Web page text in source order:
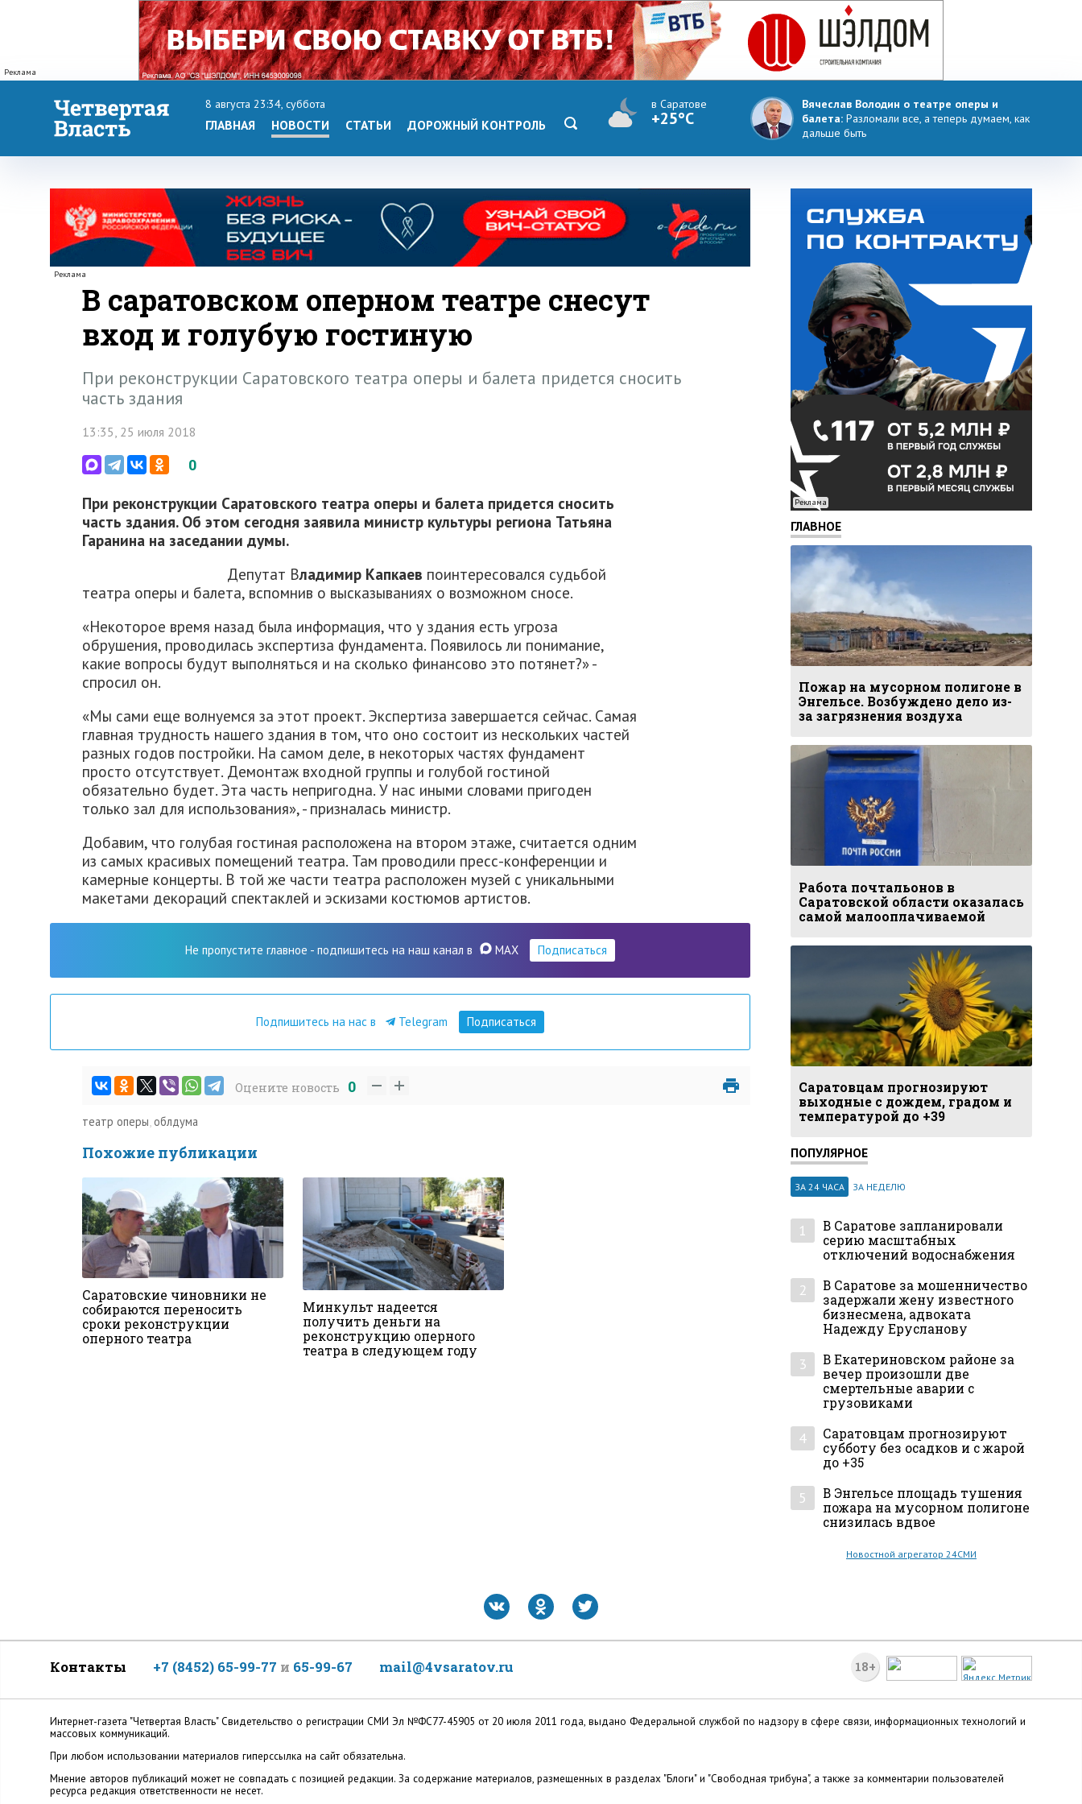
Реклама
8 августа 23:34, суббота
ГЛАВНАЯ НОВОСТИ СТАТЬИ ДОРОЖНЫЙ КОНТРОЛЬ
в Саратове
+25°C
Вячеслав Володин о театре оперы и
балета: Разломали все, а теперь думаем, как
дальше быть
Реклама
В саратовском оперном театре снесут
вход и голубую гостиную
При реконструкции Саратовского театра оперы и балета придется сносить
часть здания
13:35, 25 июля 2018
0
При реконструкции Саратовского театра оперы и балета придется сносить
часть здания. Об этом сегодня заявила министр культуры региона Татьяна
Гаранина на заседании думы.
Депутат Владимир Капкаев поинтересовался судьбой
театра оперы и балета, вспомнив о высказываниях о возможном сносе.
«Некоторое время назад была информация, что у здания есть угроза
обрушения, проводилась экспертиза фундамента. Появилось ли понимание,
какие вопросы будут выполняться и на сколько финансово это потянет?» -
спросил он.
«Мы сами еще волнуемся за этот проект. Экспертиза завершается сейчас. Самая
главная трудность нашего здания в том, что оно состоит из нескольких частей
разных годов постройки. На самом деле, в некоторых частях фундамент
просто отсутствует. Демонтаж входной группы и голубой гостиной
обязательно будет. Эта часть непригодна. У нас иными словами пригоден
только зал для использования», - призналась министр.
Добавим, что голубая гостиная расположена на втором этаже, считается одним
из самых красивых помещений театра. Там проводили пресс-конференции и
камерные концерты. В той же части театра расположен музей с уникальными
макетами декораций спектаклей и эскизами костюмов артистов.
Не пропустите главное - подпишитесь на наш канал в MAX Подписаться
Подпишитесь на нас в Telegram Подписаться
Оцените новость 0
театр оперы облдума
Похожие публикации
Саратовские чиновники не
собираются переносить
сроки реконструкции
оперного театра
Минкульт надеется
получить деньги на
реконструкцию оперного
театра в следующем году
Реклама
ГЛАВНОЕ
Пожар на мусорном полигоне в
Энгельсе. Возбуждено дело из-
за загрязнения воздуха
Работа почтальонов в
Саратовской области оказалась
самой малооплачиваемой
Саратовцам прогнозируют
выходные с дождем, градом и
температурой до +39
ПОПУЛЯРНОЕ
ЗА 24 ЧАСА ЗА НЕДЕЛЮ
1
В Саратове запланировали
серию масштабных
отключений водоснабжения
2
В Саратове за мошенничество
задержали жену известного
бизнесмена, адвоката
Надежду Ерусланову
3
В Екатериновском районе за
вечер произошли две
смертельные аварии с
грузовиками
4
Саратовцам прогнозируют
субботу без осадков и с жарой
до +35
5
В Энгельсе площадь тушения
пожара на мусорном полигоне
снизилась вдвое
Новостной агрегатор 24СМИ
18+
Контакты +7 (8452) 65-99-77 и 65-99-67 mail@4vsaratov.ru
Интернет-газета "Четвертая Власть" Cвидетельство о регистрации СМИ Эл №ФС77-45905 от 20 июля 2011 года, выдано Федеральной службой по надзору в сфере связи, информационных технологий и
массовых коммуникаций.
При любом использовании материалов гиперссылка на сайт обязательна.
Мнение авторов публикаций может не совпадать с позицией редакции. За содержание материалов, размещенных в разделах "Блоги" и "Свободная трибуна", а также за комментарии пользователей
ресурса редакция ответственности не несет.